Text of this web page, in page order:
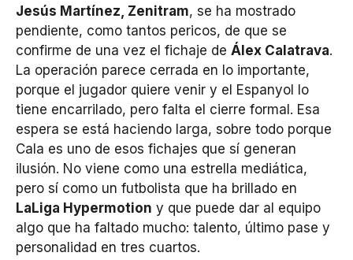
Jesús Martínez, Zenitram, se ha mostrado
pendiente, como tantos pericos, de que se
confirme de una vez el fichaje de Álex Calatrava.
La operación parece cerrada en lo importante,
porque el jugador quiere venir y el Espanyol lo
tiene encarrilado, pero falta el cierre formal. Esa
espera se está haciendo larga, sobre todo porque
Cala es uno de esos fichajes que sí generan
ilusión. No viene como una estrella mediática,
pero sí como un futbolista que ha brillado en
LaLiga Hypermotion y que puede dar al equipo
algo que ha faltado mucho: talento, último pase y
personalidad en tres cuartos.